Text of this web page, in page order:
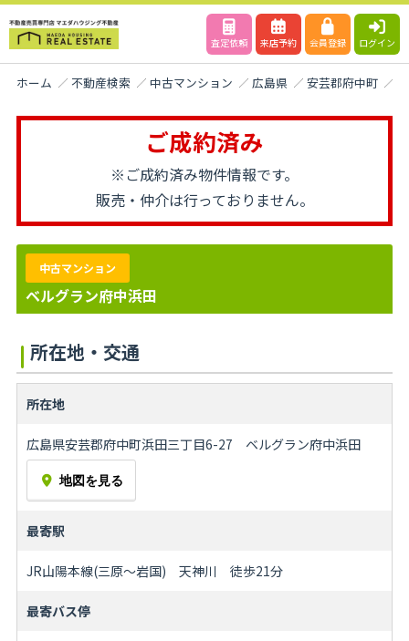
査定依頼 来店予約 会員登録 ログイン
ホーム 不動産検索 中古マンション 広島県 安芸郡府中町
ご成約済み
※ご成約済み物件情報です。
販売・仲介は行っておりません。
中古マンション
ベルグラン府中浜田
所在地・交通
所在地
広島県安芸郡府中町浜田三丁目6-27 ベルグラン府中浜田
地図を見る
最寄駅
JR山陽本線(三原～岩国) 天神川 徒歩21分
最寄バス停